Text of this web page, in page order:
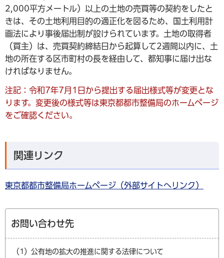
2,000平方メートル）以上の土地の売買等の契約をしたと
きは、その土地利用目的の適正化を図るため、国土利用計
画法により事後届出制が設けられています。土地の取得者
（買主）は、売買契約締結日から起算して2週間以内に、土
地の所在する区市町村の長を経由して、都知事に届け出な
ければなりません。
注記：令和7年7月1日から提出する届出様式等が変更とな
ります。変更後の様式等は東京都都市整備局のホームページ
をご確認ください。
関連リンク
東京都都市整備局ホームページ（外部サイトへリンク）
お問い合わせ先
（1）公有地の拡大の推進に関する法律について